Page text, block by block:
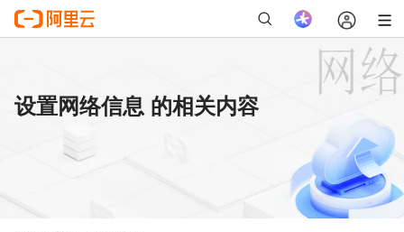
设置网络信息 的相关内容